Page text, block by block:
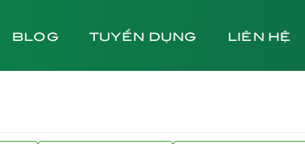
BLOG TUYỂN DỤNG LIÊN HỆ